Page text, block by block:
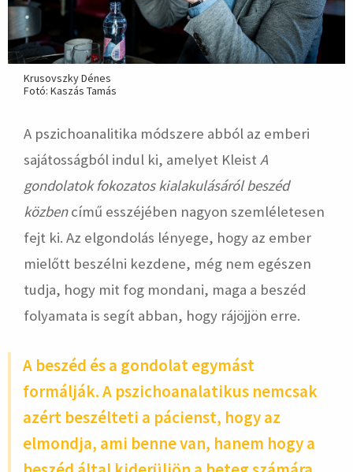
Krusovszky Dénes
Fotó: Kaszás Tamás
A pszichoanalitika módszere abból az emberi
sajátosságból indul ki, amelyet Kleist A
gondolatok fokozatos kialakulásáról beszéd
közbencímű esszéjében nagyon szemléletesen
fejt ki. Az elgondolás lényege, hogy az ember
mielőtt beszélni kezdene, még nem egészen
tudja, hogy mit fog mondani, maga a beszéd
folyamata is segít abban, hogy rájöjjön erre.
A beszéd és a gondolat egymást
formálják. A pszichoanalatikus nemcsak
azért beszélteti a pácienst, hogy az
elmondja, ami benne van, hanem hogy a